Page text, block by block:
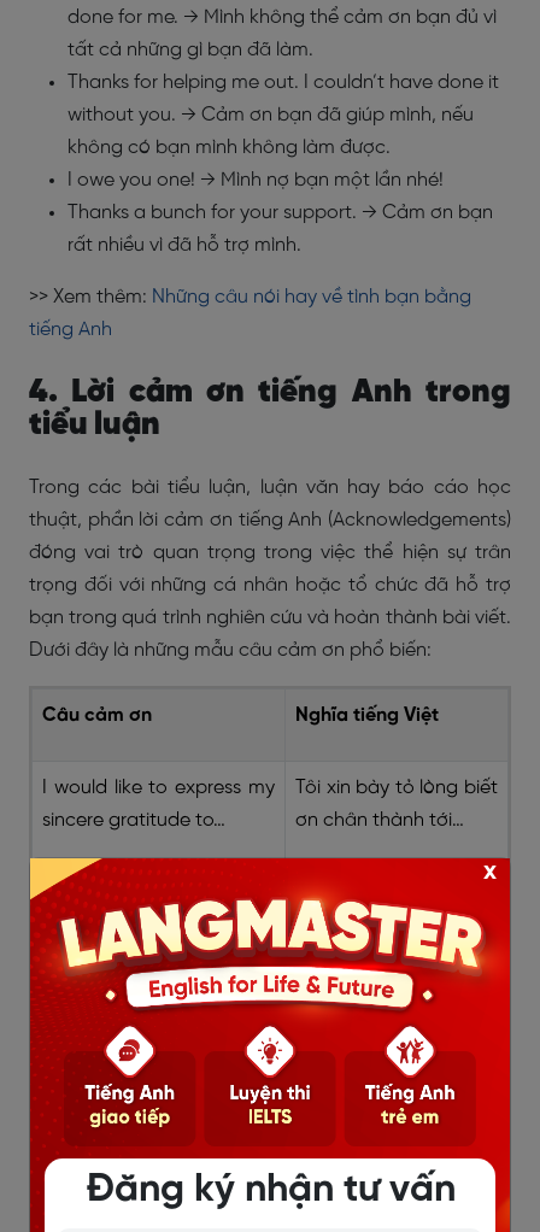
done for me. → Mình không thể cảm ơn bạn đủ vì
tất cả những gì bạn đã làm.
Thanks for helping me out. I couldn’t have done it
without you. → Cảm ơn bạn đã giúp mình, nếu
không có bạn mình không làm được.
I owe you one! → Mình nợ bạn một lần nhé!
Thanks a bunch for your support. → Cảm ơn bạn
rất nhiều vì đã hỗ trợ mình.
>> Xem thêm: Những câu nói hay về tình bạn bằng
tiếng Anh
4. Lời cảm ơn tiếng Anh trong
tiểu luận
Trong các bài tiểu luận, luận văn hay báo cáo học
thuật, phần lời cảm ơn tiếng Anh (Acknowledgements)
đóng vai trò quan trọng trong việc thể hiện sự trân
trọng đối với những cá nhân hoặc tổ chức đã hỗ trợ
bạn trong quá trình nghiên cứu và hoàn thành bài viết.
Dưới đây là những mẫu câu cảm ơn phổ biến:
Câu cảm ơn Nghĩa tiếng Việt
I would like to express my
sincere gratitude to…
Tôi xin bày tỏ lòng biết
ơn chân thành tới…
I am deeply indebted to… Tôi vô cùng biết ơn…
I would like to extend my
heartfelt thanks to…
Tôi xin gửi lời cảm ơn
chân thành tới…
My special thanks go to… Tôi đặc biệt cảm ơn…
I am truly grateful to… Tôi thực sự biết ơn…
I would also like to thank… Tôi cũng xin cảm ơn…
Đăng ký nhận tư vấn
x